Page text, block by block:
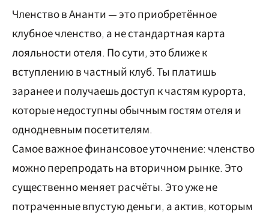
Членство в Ананти — это приобретённое
клубное членство, а не стандартная карта
лояльности отеля. По сути, это ближе к
вступлению в частный клуб. Ты платишь
заранее и получаешь доступ к частям курорта,
которые недоступны обычным гостям отеля и
однодневным посетителям.
Самое важное финансовое уточнение: членство
можно перепродать на вторичном рынке. Это
существенно меняет расчёты. Это уже не
потраченные впустую деньги, а актив, которым